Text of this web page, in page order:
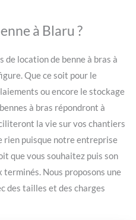
à Blaru ?
de location de benne à bras à
Que ce soit pour le
ou encore le stockage
à bras répondront à
la vie sur vos chantiers
rien puisque notre entreprise
que vous souhaitez puis son
Nous proposons une
des tailles et des charges